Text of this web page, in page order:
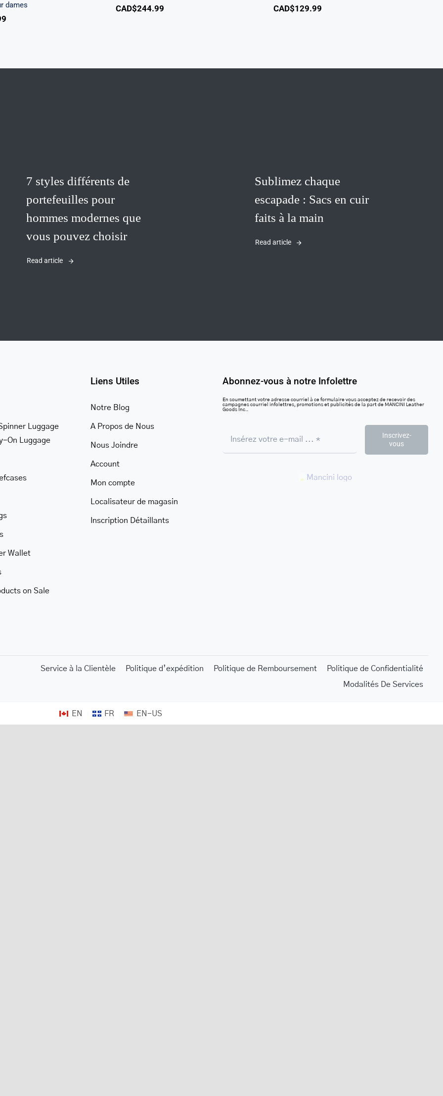
public_html/wp-
dames
CAD$244.99 CAD$129.99
7 styles différents de
portefeuilles pour
hommes modernes que
vous pouvez choisir
Read article
Sublimez chaque
escapade : Sacs en cuir
faits à la main
Read article
Luggage
On Luggage
Wallet
on Sale
Liens Utiles
Notre Blog
A Propos de Nous
Nous Joindre
Account
Mon compte
Localisateur de magasin
Inscription Détaillants
Abonnez-vous à notre Infolettre
En soumettant votre adresse courriel à ce formulaire vous acceptez de recevoir des
campagnes courriel infolettres, promotions et publicités de la part de MANCINI Leather
Goods Inc..
Inscrivez-
vous
Service à la Clientèle Politique d’expédition Politique de Remboursement
Politique de Confidentialité
Modalités De Services
EN FR